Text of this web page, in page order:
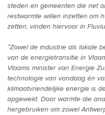
steden en gemeenten die net
restwarmte willen inzetten om
zetten, vinden hiervoor in
“Zowel de industrie als lokale
van de energietransitie in
Vlaams minister van Energie
technologie van vandaag én
klimaatvriendelijke energie is
opgewekt. Door warmte die
hergebruiken om zowel